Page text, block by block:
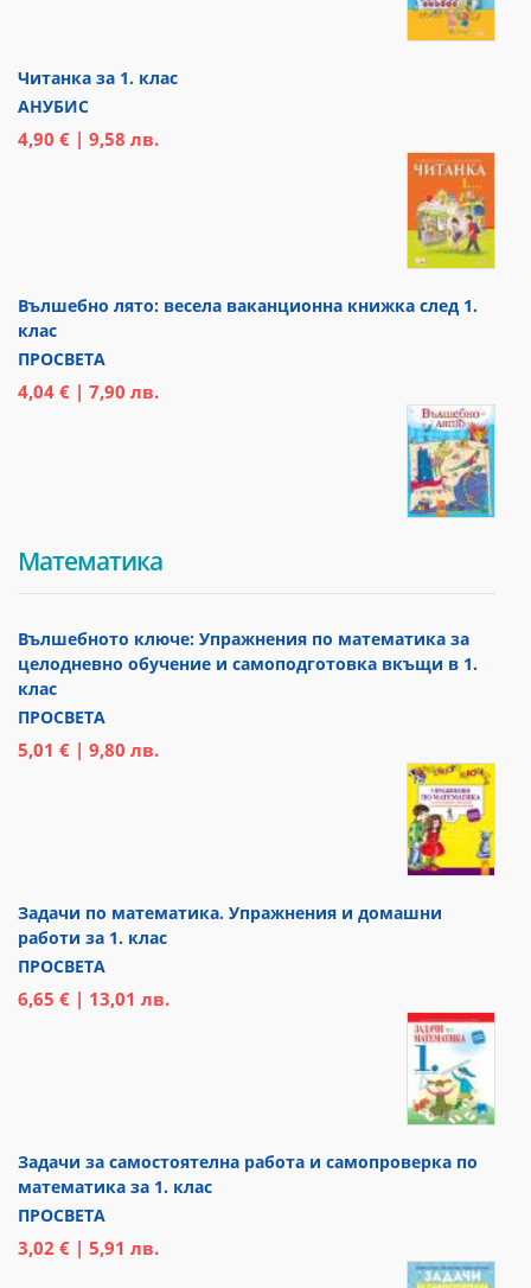
Читанка за 1. клас
АНУБИС
4,90 € | 9,58 лв.
Вълшебно лято: весела ваканционна книжка след 1.
клас
ПРОСВЕТА
4,04 € | 7,90 лв.
Математика
Вълшебното ключе: Упражнения по математика за
целодневно обучение и самоподготовка вкъщи в 1.
клас
ПРОСВЕТА
5,01 € | 9,80 лв.
Задачи по математика. Упражнения и домашни
работи за 1. клас
ПРОСВЕТА
6,65 € | 13,01 лв.
Задачи за самостоятелна работа и самопроверка по
математика за 1. клас
ПРОСВЕТА
3,02 € | 5,91 лв.